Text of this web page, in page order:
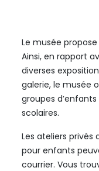
Le musée
Ainsi, en rapport
diverses
galerie, le musée
groupes
scolaires.
Les ateliers privés
pour enfants
courrier. Vous